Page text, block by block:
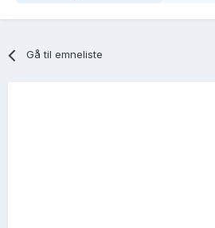
Gå til emneliste